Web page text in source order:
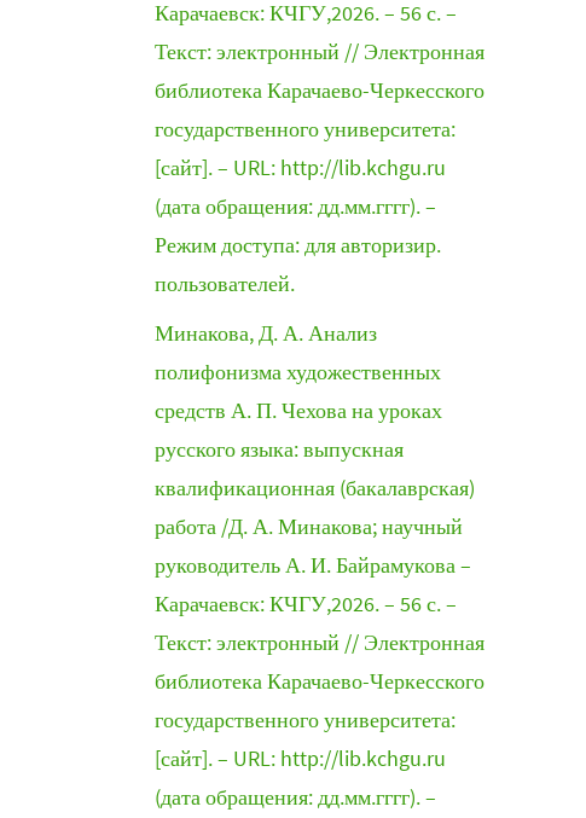
Карачаевск: КЧГУ,2026. – 56 с. –
Текст: электронный // Электронная
библиотека Карачаево-Черкесского
государственного университета:
[сайт]. – URL: http://lib.kchgu.ru
(дата обращения: дд.мм.гггг). –
Режим доступа: для авторизир.
пользователей.
Минакова, Д. А. Анализ
полифонизма художественных
средств А. П. Чехова на уроках
русского языка: выпускная
квалификационная (бакалаврская)
работа /Д. А. Минакова; научный
руководитель А. И. Байрамукова –
Карачаевск: КЧГУ,2026. – 56 с. –
Текст: электронный // Электронная
библиотека Карачаево-Черкесского
государственного университета:
[сайт]. – URL: http://lib.kchgu.ru
(дата обращения: дд.мм.гггг). –